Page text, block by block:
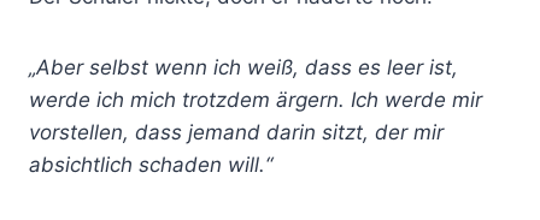
„Aber selbst wenn ich weiß, dass es leer ist,
werde ich mich trotzdem ärgern. Ich werde mir
vorstellen, dass jemand darin sitzt, der mir
absichtlich schaden will.“